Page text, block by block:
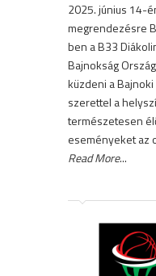
2025. június 14-
megrendezésre
ben a B33
Bajnokság
küzdeni a
szerettel a
természetesen
eseményeket az
Read More...